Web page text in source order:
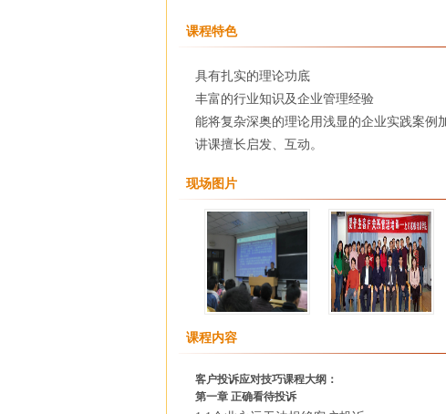
课程特色
具有扎实的理论功底
丰富的行业知识及企业管理经验
能将复杂深奥的理论用浅显的企业实践案例
讲课擅长启发、互动。
现场图片
课程内容
客户投诉应对技巧课程大纲：
第一章 正确看待投诉